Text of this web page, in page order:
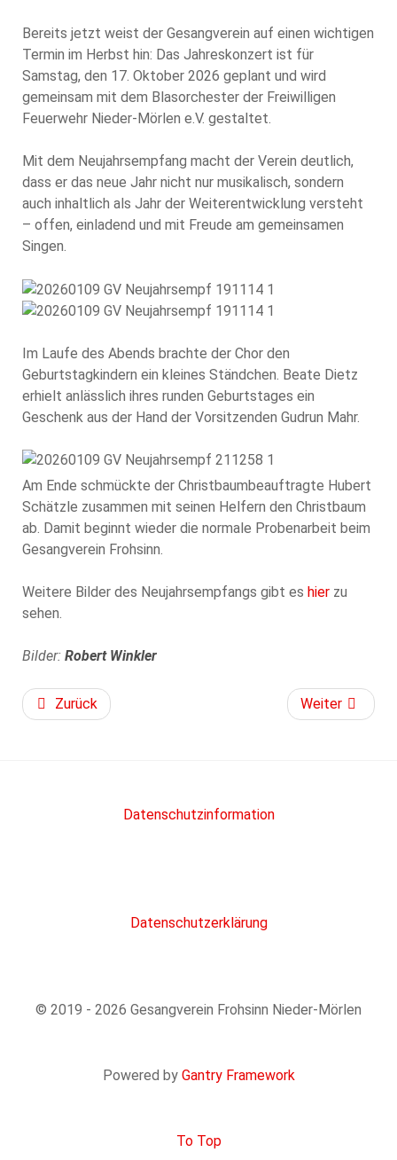
Bereits jetzt weist der Gesangverein auf einen wichtigen
Termin im Herbst hin: Das Jahreskonzert ist für
Samstag, den 17. Oktober 2026 geplant und wird
gemeinsam mit dem Blasorchester der Freiwilligen
Feuerwehr Nieder-Mörlen e.V. gestaltet.
Mit dem Neujahrsempfang macht der Verein deutlich,
dass er das neue Jahr nicht nur musikalisch, sondern
auch inhaltlich als Jahr der Weiterentwicklung versteht
– offen, einladend und mit Freude am gemeinsamen
Singen.
Im Laufe des Abends brachte der Chor den
Geburtstagkindern ein kleines Ständchen. Beate Dietz
erhielt anlässlich ihres runden Geburtstages ein
Geschenk aus der Hand der Vorsitzenden Gudrun Mahr.
Am Ende schmückte der Christbaumbeauftragte Hubert
Schätzle zusammen mit seinen Helfern den Christbaum
ab. Damit beginnt wieder die normale Probenarbeit beim
Gesangverein Frohsinn.
Weitere Bilder des Neujahrsempfangs gibt es hier zu
sehen.
Bilder: Robert Winkler
Zurück Weiter
Datenschutzinformation
Datenschutzerklärung
© 2019 - 2026 Gesangverein Frohsinn Nieder-Mörlen
Powered by Gantry Framework
To Top